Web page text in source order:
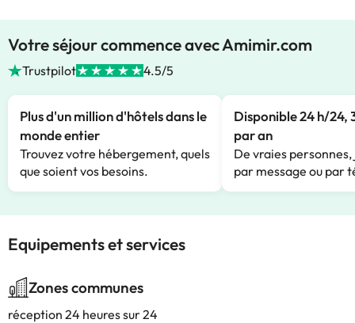
Votre séjour commence avec Amimir.com
Trustpilot 4.5/5
Plus d'un million d'hôtels dans le
monde entier
Trouvez votre hébergement, quels
que soient vos besoins.
Disponible 24 h/24,
par an
De vraies
par message ou par
Equipements et services
Zones communes
réception 24 heures sur 24